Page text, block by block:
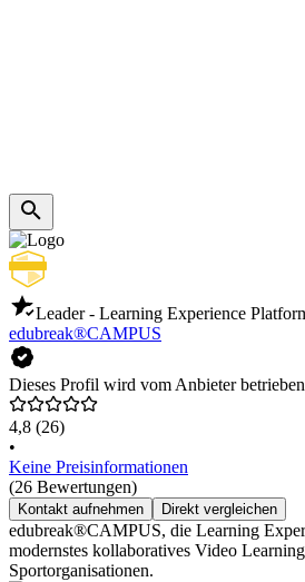
Leader - Learning Experience
edubreak®CAMPUS
Dieses Profil wird vom Anbieter betrieben
4,8 (26)
•
Keine Preisinformationen
(26 Bewertungen)
Kontakt aufnehmen Direkt vergleichen
edubreak®CAMPUS, die Learning
modernstes kollaboratives Video
Sportorganisationen.